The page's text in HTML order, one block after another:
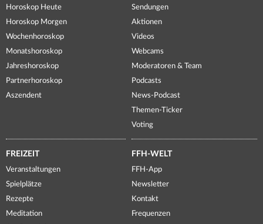
Horoskop Heute
Horoskop Morgen
Wochenhoroskop
Monatshoroskop
Jahreshoroskop
Partnerhoroskop
Aszendent
Sendungen
Aktionen
Videos
Webcams
Moderatoren & Team
Podcasts
News-Podcast
Themen-Ticker
Voting
FREIZEIT
Veranstaltungen
Spielplätze
Rezepte
Meditation
FFH-WELT
FFH-App
Newsletter
Kontakt
Frequenzen